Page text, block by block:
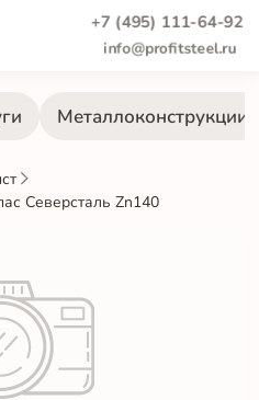
+7 (495) 111-64-92
info@profitsteel.ru
Металлоконструкции
Северсталь Zn140